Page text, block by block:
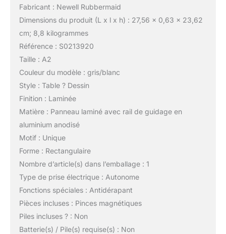
Fabricant : Newell Rubbermaid
Dimensions du produit (L x l x h) : 27,56 x 0,63 x 23,62
cm; 8,8 kilogrammes
Référence : S0213920
Taille : A2
Couleur du modèle : gris/blanc
Style : Table ? Dessin
Finition : Laminée
Matière : Panneau laminé avec rail de guidage en
aluminium anodisé
Motif : Unique
Forme : Rectangulaire
Nombre d’article(s) dans l’emballage : 1
Type de prise électrique : Autonome
Fonctions spéciales : Antidérapant
Pièces incluses : Pinces magnétiques
Piles incluses ? : Non
Batterie(s) / Pile(s) requise(s) : Non